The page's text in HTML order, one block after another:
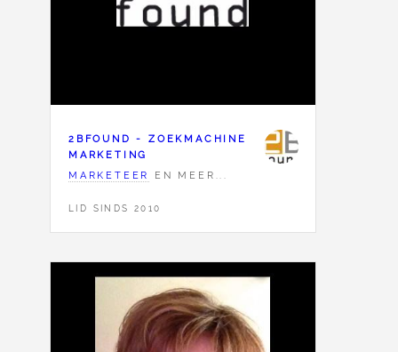
2BFOUND - ZOEKMACHINE
MARKETING
MARKETEER
EN MEER...
LID SINDS 2010